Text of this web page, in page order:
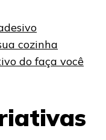
cozinha
do faça você